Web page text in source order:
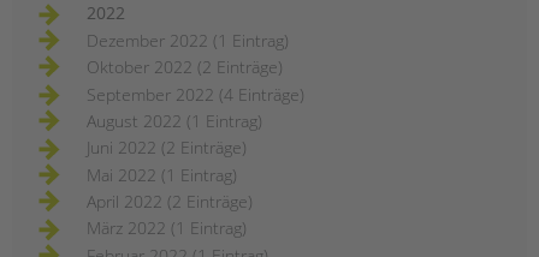
2022
Dezember 2022 (1 Eintrag)
Oktober 2022 (2 Einträge)
September 2022 (4 Einträge)
August 2022 (1 Eintrag)
Juni 2022 (2 Einträge)
Mai 2022 (1 Eintrag)
April 2022 (2 Einträge)
März 2022 (1 Eintrag)